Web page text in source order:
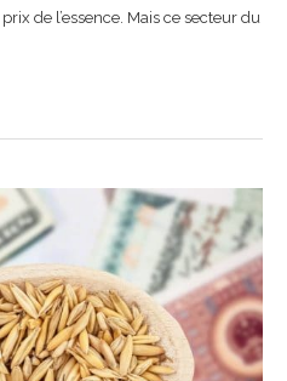
de l’essence. Mais ce secteur du